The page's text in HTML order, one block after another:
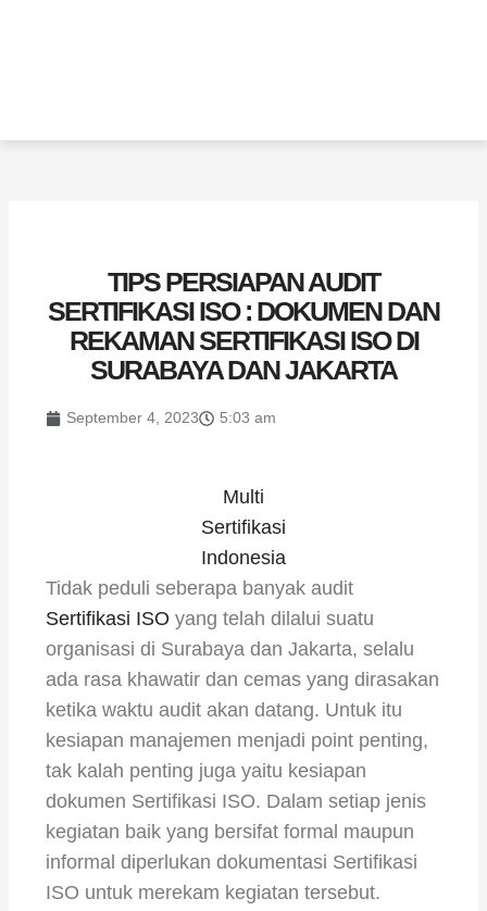
TIPS PERSIAPAN AUDIT
SERTIFIKASI ISO : DOKUMEN DAN
REKAMAN SERTIFIKASI ISO DI
SURABAYA DAN JAKARTA
September 4, 2023 5:03 am
Multi
Sertifikasi
Indonesia
Tidak peduli seberapa banyak audit
Sertifikasi ISO yang telah dilalui suatu
organisasi di Surabaya dan Jakarta, selalu
ada rasa khawatir dan cemas yang dirasakan
ketika waktu audit akan datang. Untuk itu
kesiapan manajemen menjadi point penting,
tak kalah penting juga yaitu kesiapan
dokumen Sertifikasi ISO. Dalam setiap jenis
kegiatan baik yang bersifat formal maupun
informal diperlukan dokumentasi Sertifikasi
ISO untuk merekam kegiatan tersebut.